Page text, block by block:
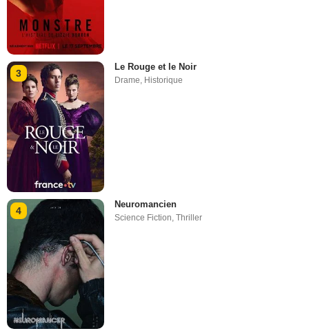
3
Le Rouge et le Noir
Drame, Historique
4
Neuromancien
Science Fiction ,Thriller